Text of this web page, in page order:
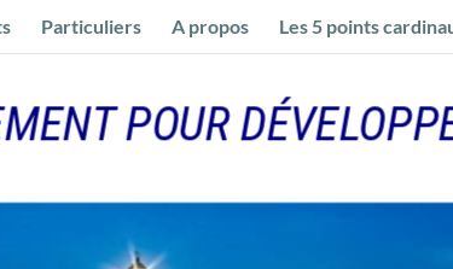
Particuliers A propos Les 5 points
POUR